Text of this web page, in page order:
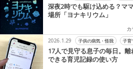
深夜2時でも駆け込める？マ
場所「ヨナキリウム」
カ
2026.1.29
子供の病気・怪我 子育
17人で見守る息子の毎日。
できる育児記録の使い方